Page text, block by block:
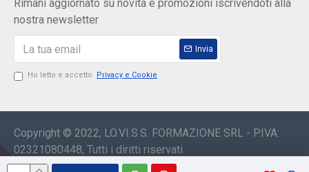
Rimani aggiornato su novità e promozioni iscrivendoti alla
nostra newsletter
Invia
Ho letto e accetto Privacy e Cookie
Copyright © 2022, LO.VI.S.S. FORMAZIONE SRL - P.IVA:
02321080448, Tutti i diritti riservati.